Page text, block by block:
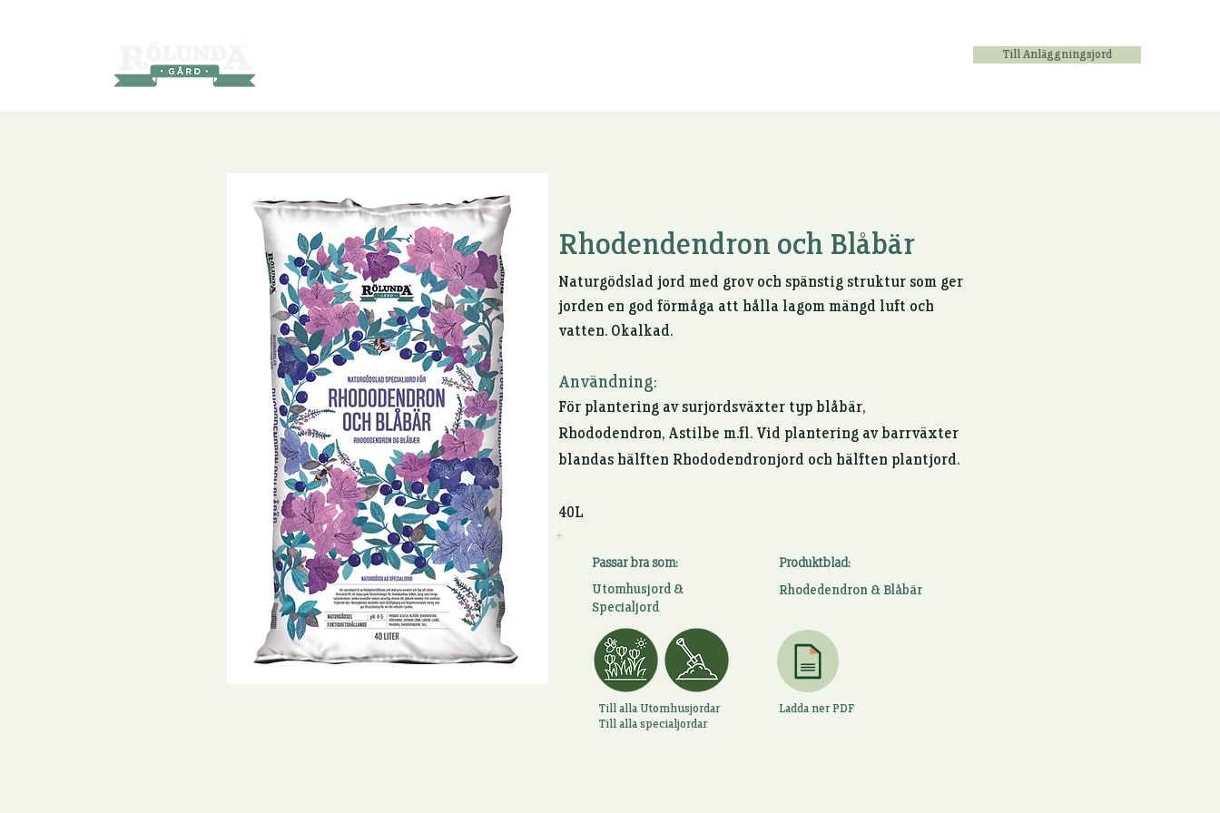
Till Anläggningsjord
Rhodendendron och Blåbär
Naturgödslad jord med grov och spänstig struktur som ger
jorden en god förmåga att hålla lagom mängd luft och
vatten. Okalkad.
Användning:
För plantering av surjordsväxter typ blåbär,
Rhododendron, Astilbe m.fl. Vid plantering av barrväxter
blandas hälften Rhododendronjord och hälften plantjord.
40L
Passar bra som:
Utomhusjord &
Specialjord
Till alla Utomhusjordar
Produktblad:
Rhodedendron & Blåbär
Ladda ner PDF
Till alla specialjordar